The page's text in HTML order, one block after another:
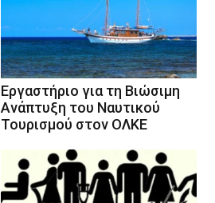
Eργαστήριο για τη Βιώσιμη
Ανάπτυξη του Ναυτικού
Τουρισμού στον ΟΛΚΕ